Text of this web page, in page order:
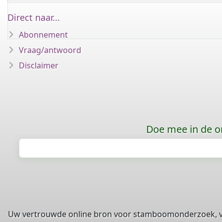
Direct naar...
Abonnement
Vraag/antwoord
Disclaimer
Doe mee in de
Uw vertrouwde online bron voor